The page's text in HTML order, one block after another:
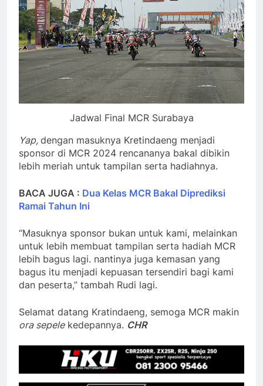
Jadwal Final MCR Surabaya
Yap, dengan masuknya Kretindaeng menjadi
sponsor di MCR 2024 rencananya bakal dibikin
lebih meriah untuk tampilan serta hadiahnya.
BACA JUGA : Dua Kelas MCR Bakal Diprediksi
Ramai Tahun Ini
“Masuknya sponsor bukan untuk kami, melainkan
untuk lebih membuat tampilan serta hadiah MCR
lebih bagus lagi. nantinya juga kemasan yang
bagus itu menjadi kepuasan tersendiri bagi kami
dan peserta,” tambah Rudi lagi.
Selamat datang Kratindaeng, semoga MCR makin
ora sepelekedepannya. CHR